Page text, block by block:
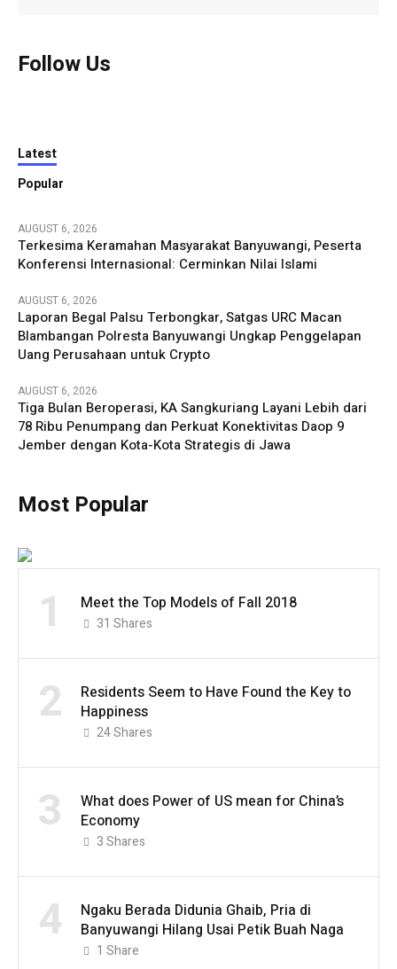
Follow Us
Latest
Popular
AUGUST 6, 2026
Terkesima Keramahan Masyarakat Banyuwangi, Peserta
Konferensi Internasional: Cerminkan Nilai Islami
AUGUST 6, 2026
Laporan Begal Palsu Terbongkar, Satgas URC Macan
Blambangan Polresta Banyuwangi Ungkap Penggelapan
Uang Perusahaan untuk Crypto
AUGUST 6, 2026
Tiga Bulan Beroperasi, KA Sangkuriang Layani Lebih dari
78 Ribu Penumpang dan Perkuat Konektivitas Daop 9
Jember dengan Kota-Kota Strategis di Jawa
Most Popular
1 Meet the Top Models of Fall 2018
31 Shares
2
Residents Seem to Have Found the Key to
Happiness
24Shares
3
What does Power of US mean for China’s
Economy
3Shares
4
Ngaku Berada Didunia Ghaib, Pria di
Banyuwangi Hilang Usai Petik Buah Naga
1 Share